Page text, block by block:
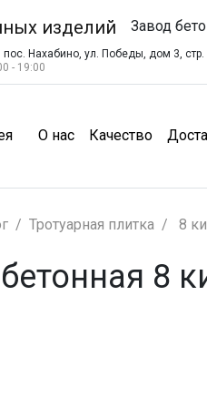
Завод
Нахабино, ул. Победы, дом 3, стр.
- 19:00
О нас(О нас)
Качество
Тротуарная плитка 8
8